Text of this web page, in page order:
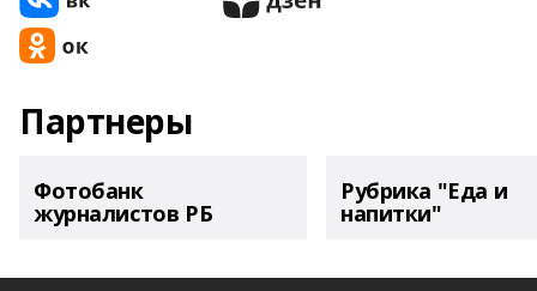
Партнеры
Фотобанк
журналистов РБ
Рубрика "Еда и
напитки"